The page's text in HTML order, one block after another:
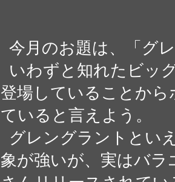
今月のお題は、「グ
いわずと知れたビッ
登場していることか
ていると言えよう。
グレングラントとい
象が強いが、実はバ